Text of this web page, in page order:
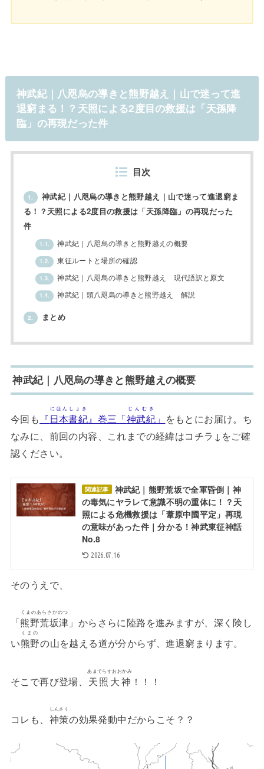
神武紀｜八咫烏の導きと熊野越え｜山で迷って進
退窮まる！？天照による2度目の救援は「天孫降
臨」の再現だった件
目次
1.
神武紀｜八咫烏の導きと熊野越え｜山で迷って進退窮ま
る！？天照による2度目の救援は「天孫降臨」の再現だった
件
1.1. 神武紀｜八咫烏の導きと熊野越えの概要
1.2. 東征ルートと場所の確認
1.3. 神武紀｜八咫烏の導きと熊野越え 現代語訳と原文
1.4. 神武紀｜頭八咫烏の導きと熊野越え 解説
2. まとめ
神武紀｜八咫烏の導きと熊野越えの概要
今回も 『日本書紀
にほんしょき
』巻三「神武紀
じんむき
」 をもとにお届け。ち
なみに、前回の内容、これまでの経緯はコチラ↓をご確
認ください。
関連記事
神武紀｜熊野荒坂で全軍昏倒｜神
の毒気にヤラレて意識不明の重体に！？天
照による危機救援は「葦原中國平定」再現
の意味があった件｜分かる！神武東征神話
No.8
2026.07.16
そのうえで、
「熊野荒坂津
くまのあらさかのつ
」からさらに陸路を進みますが、深く険し
い熊野
くまの
の山を越える道が分からず、進退窮まります。
そこで再び登場、 天照大神
あまてらすおおかみ
！！！
コレも、 神策
しんさく
の効果発動中だからこそ？？